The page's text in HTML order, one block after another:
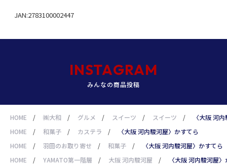
HOME / ㈱大和 / グルメ / スイーツ / スイーツ /
〈大阪 河
HOME
/ 和菓子 / カステラ /
〈大阪 河内駿河屋〉かすてら
HOME
/ 羽田のお取り寄せ / 和菓子 /
〈大阪 河内駿河屋〉かすてら
HOME
/ YAMATO第一階層 / 大阪 河内駿河屋 / 〈大阪 河内駿河屋
JAN:2783100002447
INSTAGRAM
みんなの商品投稿